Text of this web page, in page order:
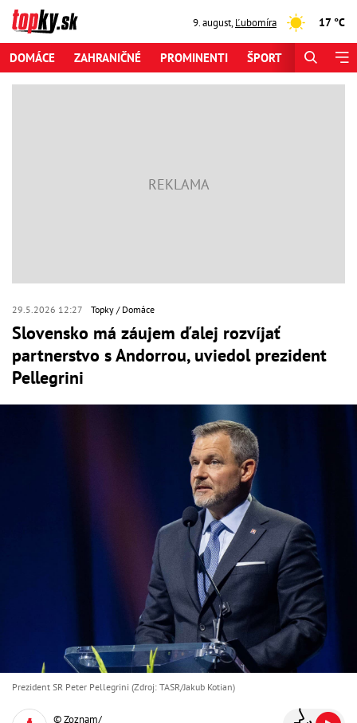
9. august,Ľubomíra 17 °C
DOMÁCE ZAHRANIČNÉ PROMINENTI ŠPORT
29.5.2026 12:27 Topky Domáce
Slovensko má záujem ďalej rozvíjať
partnerstvo s Andorrou, uviedol prezident
Pellegrini
Prezident SR Peter Pellegrini (Zdroj: TASR/Jakub Kotian)
© Zoznam/